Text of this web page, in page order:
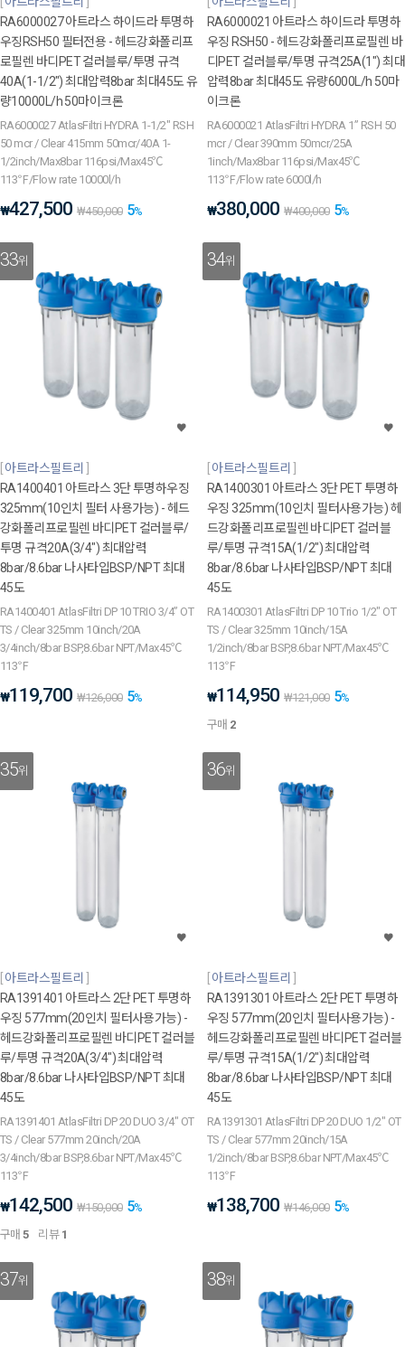
RA6000027 아트라스 하이드라 투명하
우징RSH50 필터전용 - 헤드강화폴리프
로필렌 바디PET 컬러블루/투명 규격
40A(1-1/2") 최대압력8bar 최대45도 유
량10000L/h 50마이크론
RA6000027 AtlasFiltri HYDRA 1-1/2" RSH
50 mcr / Clear 415mm 50mcr/40A 1-
1/2inch/Max8bar 116psi/Max45℃
113℉/Flow rate 10000l/h
₩427,500 ₩450,000 5%
RA6000021 아트라스 하이드라 투명하
우징 RSH50 - 헤드강화폴리프로필렌 바
디PET 컬러블루/투명 규격25A(1") 최대
압력8bar 최대45도 유량6000L/h 50마
이크론
RA6000021 AtlasFiltri HYDRA 1” RSH 50
mcr / Clear 390mm 50mcr/25A
1inch/Max8bar 116psi/Max45℃
113℉/Flow rate 6000l/h
₩380,000 ₩400,000 5%
33위
아트라스필트리
RA1400401 아트라스 3단 투명하우징
325mm(10인치 필터 사용가능) - 헤드
강화폴리프로필렌 바디PET 컬러블루/
투명 규격20A(3/4") 최대압력
8bar/8.6bar 나사타입BSP/NPT 최대
45도
RA1400401 AtlasFiltri DP 10 TRIO 3/4” OT
TS / Clear 325mm 10inch/20A
3/4inch/8bar BSP,8.6bar NPT/Max45℃
113℉
₩119,700 ₩126,000 5%
34위
아트라스필트리
RA1400301 아트라스 3단 PET 투명하
우징 325mm(10인치 필터사용가능) 헤
드강화폴리프로필렌 바디PET 컬러블
루/투명 규격15A(1/2") 최대압력
8bar/8.6bar 나사타입BSP/NPT 최대
45도
RA1400301 AtlasFiltri DP 10 Trio 1/2" OT
TS / Clear 325mm 10inch/15A
1/2inch/8bar BSP,8.6bar NPT/Max45℃
113℉
₩114,950 ₩121,000 5%
구매 2
35위
아트라스필트리
RA1391401 아트라스 2단 PET 투명하
우징 577mm(20인치 필터사용가능) -
헤드강화폴리프로필렌 바디PET 컬러블
루/투명 규격20A(3/4") 최대압력
8bar/8.6bar 나사타입BSP/NPT 최대
45도
RA1391401 AtlasFiltri DP 20 DUO 3/4" OT
TS / Clear 577mm 20inch/20A
3/4inch/8bar BSP,8.6bar NPT/Max45℃
113℉
₩142,500 ₩150,000 5%
구매5 리뷰 1
36위
아트라스필트리
RA1391301 아트라스 2단 PET 투명하
우징 577mm(20인치 필터사용가능) -
헤드강화폴리프로필렌 바디PET 컬러블
루/투명 규격15A(1/2") 최대압력
8bar/8.6bar 나사타입BSP/NPT 최대
45도
RA1391301 AtlasFiltri DP 20 DUO 1/2" OT
TS / Clear 577mm 20inch/15A
1/2inch/8bar BSP,8.6bar NPT/Max45℃
113℉
₩138,700 ₩146,000 5%
37위 38위